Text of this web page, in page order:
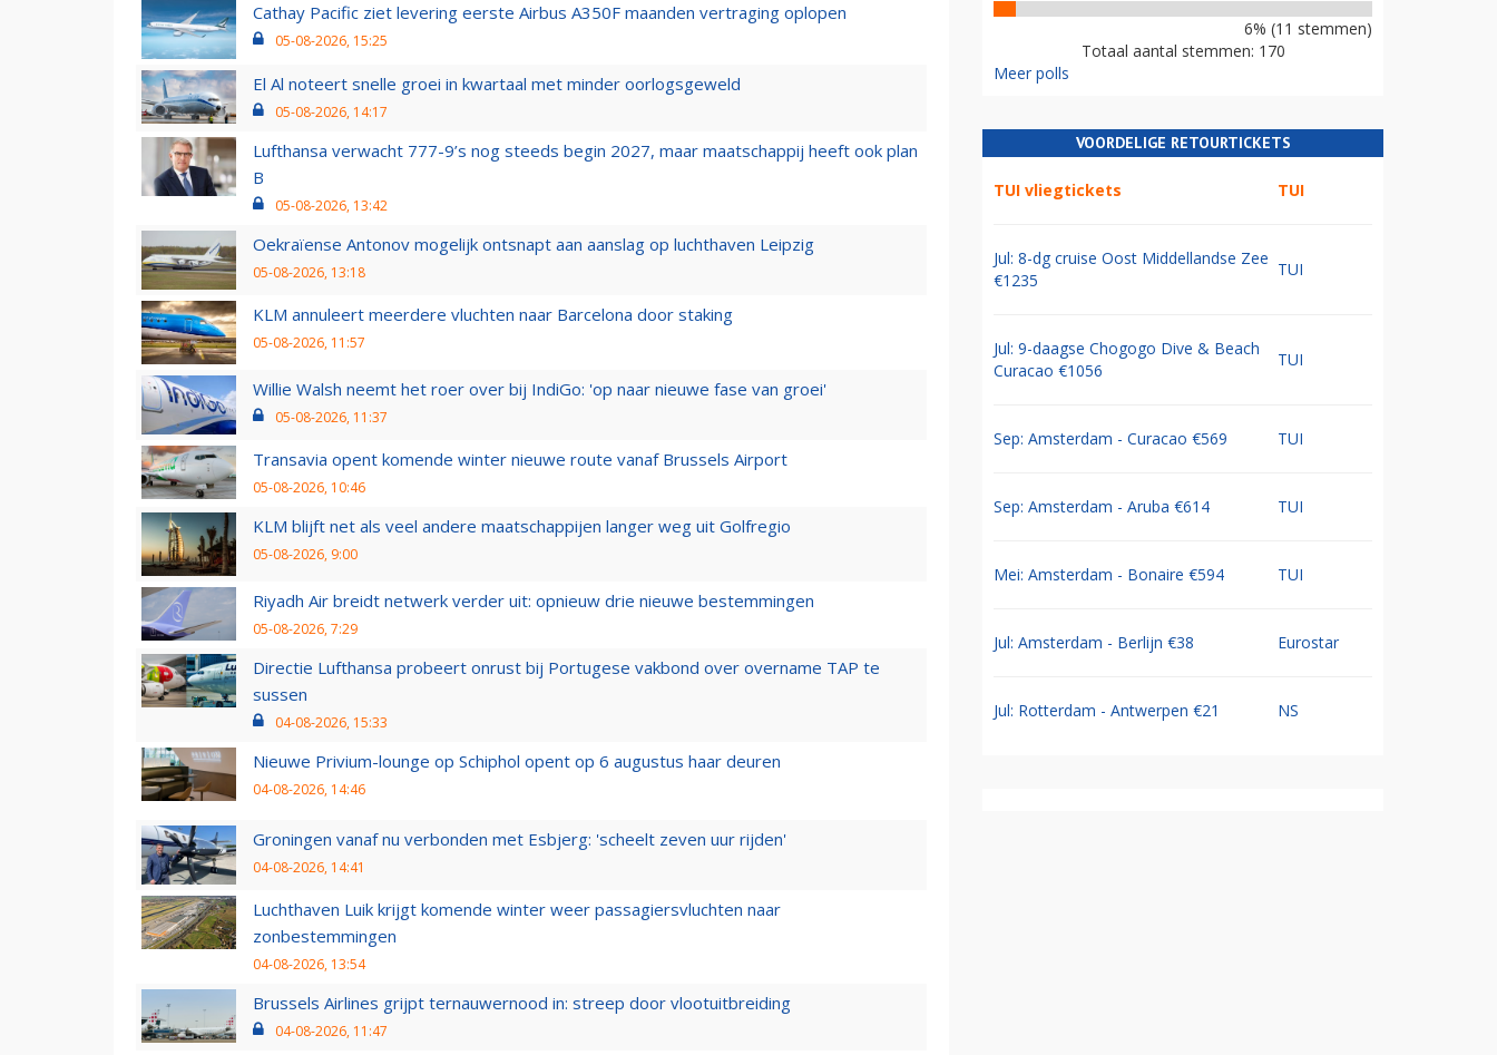
Cathay Pacific ziet levering eerste Airbus A350F maanden vertraging oplopen
05-08-2026, 15:25
El Al noteert snelle groei in kwartaal met minder oorlogsgeweld
05-08-2026, 14:17
Lufthansa verwacht 777-9’s nog steeds begin 2027, maar maatschappij heeft ook plan
B
05-08-2026, 13:42
Oekraïense Antonov mogelijk ontsnapt aan aanslag op luchthaven Leipzig
05-08-2026, 13:18
KLM annuleert meerdere vluchten naar Barcelona door staking
05-08-2026, 11:57
Willie Walsh neemt het roer over bij IndiGo: 'op naar nieuwe fase van groei'
05-08-2026, 11:37
Transavia opent komende winter nieuwe route vanaf Brussels Airport
05-08-2026, 10:46
KLM blijft net als veel andere maatschappijen langer weg uit Golfregio
05-08-2026, 9:00
Riyadh Air breidt netwerk verder uit: opnieuw drie nieuwe bestemmingen
05-08-2026, 7:29
Directie Lufthansa probeert onrust bij Portugese vakbond over overname TAP te
sussen
04-08-2026, 15:33
Nieuwe Privium-lounge op Schiphol opent op 6 augustus haar deuren
04-08-2026, 14:46
Groningen vanaf nu verbonden met Esbjerg: 'scheelt zeven uur rijden'
04-08-2026, 14:41
Luchthaven Luik krijgt komende winter weer passagiersvluchten naar
zonbestemmingen
04-08-2026, 13:54
Brussels Airlines grijpt ternauwernood in: streep door vlootuitbreiding
04-08-2026, 11:47
6% (11 stemmen)
Totaal aantal stemmen: 170
Meer polls
VOORDELIGE RETOURTICKETS
TUI vliegtickets TUI
Jul: 8-dg cruise Oost Middellandse Zee
€1235
TUI
Jul: 9-daagse Chogogo Dive & Beach
Curacao €1056
TUI
Sep: Amsterdam - Curacao €569 TUI
Sep: Amsterdam - Aruba €614 TUI
Mei: Amsterdam - Bonaire €594 TUI
Jul: Amsterdam - Berlijn €38 Eurostar
Jul: Rotterdam - Antwerpen €21 NS